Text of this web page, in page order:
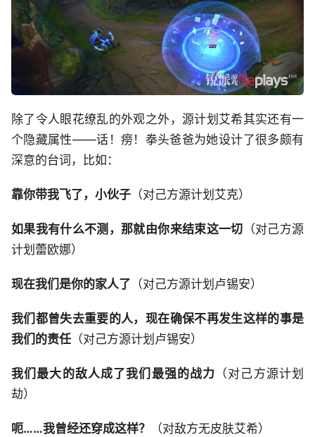
除了令人眼花缭乱的外观之外，源计划艾希其实还有一
个隐藏属性——话！痨！拳头爸爸为她设计了很多颇有
深意的台词，比如：
靠你带我飞了，小伙子 （对己方源计划艾克）
如果我有什么不测，那就由你来结束这一切 （对己方源
计划蕾欧娜）
现在我们是你的家人了 （对己方源计划卢锡安）
我们都曾失去重要的人，现在确保不再发生这样的事是
我们的责任 （对己方源计划卢锡安）
我们最大的敌人成了我们最强的战力
（对己方源计划
劫）
呃……我曾经还穿成这样？ （对敌方无皮肤艾希）